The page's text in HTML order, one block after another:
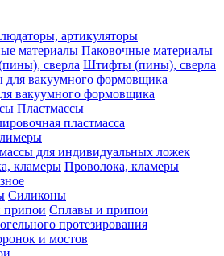
артикуляторы
Паковочные материалы
Штифты (пины), сверла
вакуумного формовщика
Пластмассы
пластмасса
для индивидуальных ложек
Проволока, кламеры
Силиконы
Сплавы и припои
протезирования
и мостов